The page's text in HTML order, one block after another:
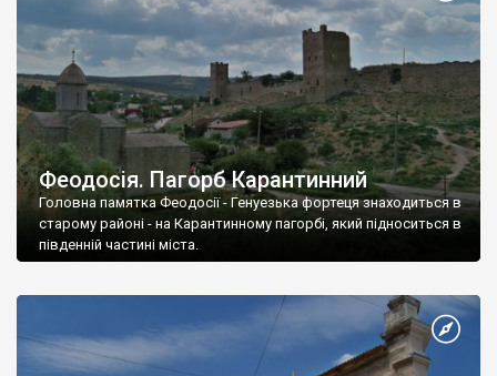
Феодосія. Пагорб Карантинний
Головна памятка Феодосії - Генуезька фортеця знаходиться в
старому районі - на Карантинному пагорбі, який підноситься в
південній частині міста.